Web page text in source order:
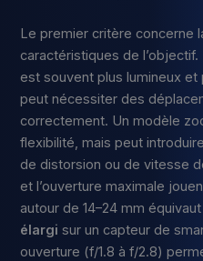
Le premier critère concerne
caractéristiques de
est souvent plus lumineux
peut nécessiter des
correctement. Un modèle
flexibilité, mais peut
de distorsion ou de vitesse
et l’ouverture maximale
autour de 14–24 mm équivaut
élargi sur un capteur de
ouverture (f/1.8 à f/2.8)